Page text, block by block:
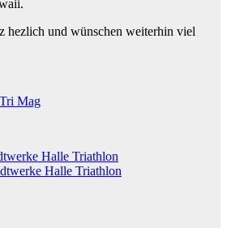
hezlich und wünschen weiterhin viel
Mag
Halle Triathlon
Halle Triathlon